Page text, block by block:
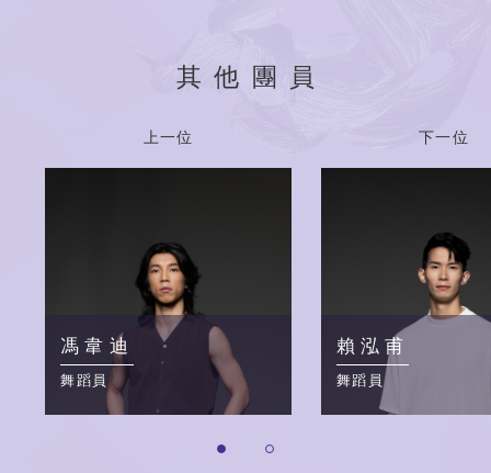
其他團員
上一位
馮韋迪
舞蹈員
下一位
賴泓甫
舞蹈員